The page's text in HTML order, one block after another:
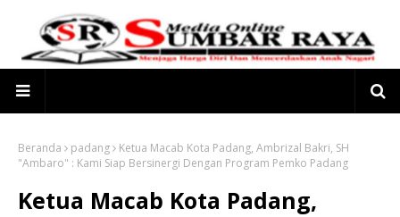
Beranda padang
Ketua Macab Kota Padang, Ambrizal Bakri, SH
"Ambaro" : Kami Siap Bersinergi Dengan Program Pemko Padang
Ketua Macab Kota Padang,